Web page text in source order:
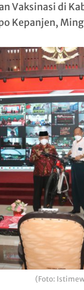
Vaksinasi di
Kepanjen,
(Foto: